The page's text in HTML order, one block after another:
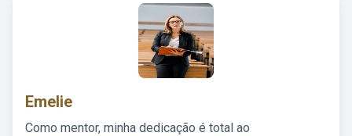
Emelie
Como mentor, minha dedicação é total ao